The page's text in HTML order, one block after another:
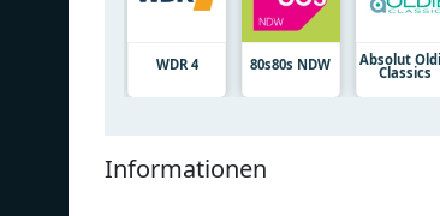
WDR 4 80s80s NDW Absolut
Classics
Informationen